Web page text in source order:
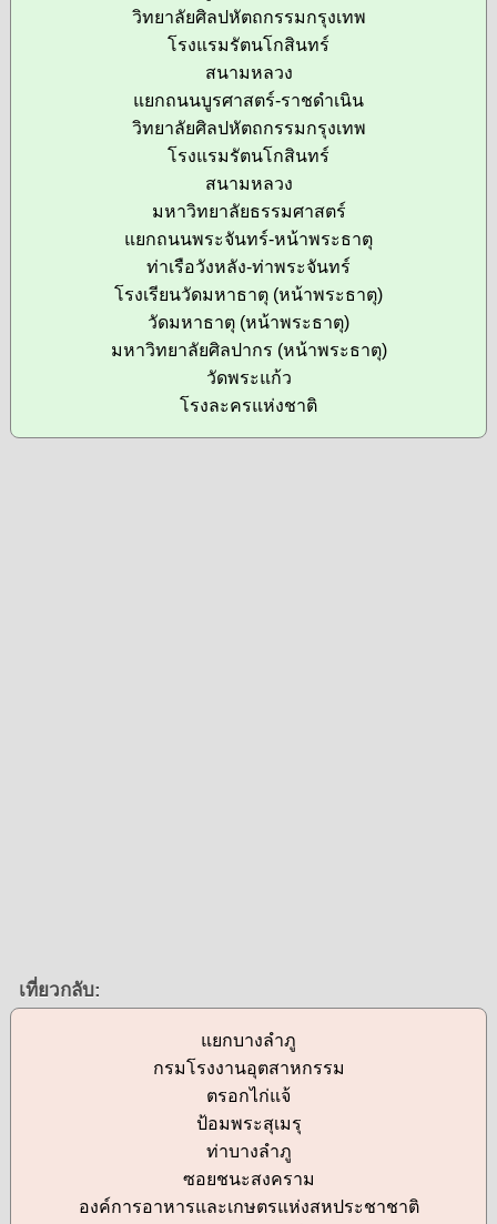
วิทยาลัยศิลปหัตถกรรมกรุงเทพ
โรงแรมรัตนโกสินทร์
สนามหลวง
แยกถนนบูรศาสตร์-ราชดำเนิน
วิทยาลัยศิลปหัตถกรรมกรุงเทพ
โรงแรมรัตนโกสินทร์
สนามหลวง
มหาวิทยาลัยธรรมศาสตร์
แยกถนนพระจันทร์-หน้าพระธาตุ
ท่าเรือวังหลัง-ท่าพระจันทร์
โรงเรียนวัดมหาธาตุ (หน้าพระธาตุ)
วัดมหาธาตุ (หน้าพระธาตุ)
มหาวิทยาลัยศิลปากร (หน้าพระธาตุ)
วัดพระแก้ว
โรงละครแห่งชาติ
เที่ยวกลับ:
แยกบางลำภู
กรมโรงงานอุตสาหกรรม
ตรอกไก่แจ้
ป้อมพระสุเมรุ
ท่าบางลำภู
ซอยชนะสงคราม
องค์การอาหารและเกษตรแห่งสหประชาชาติ